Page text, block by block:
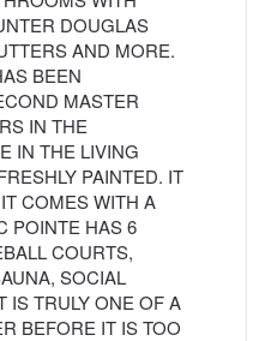
DOUGLAS
AND MORE.
BEEN
MASTER
IN THE
IN THE LIVING
PAINTED. IT
COMES WITH A
POINTE HAS 6
COURTS,
SOCIAL
IS TRULY ONE OF A
BEFORE IT IS TOO